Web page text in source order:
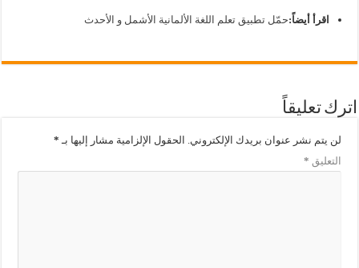
اقرأ أيضاً:حمّل تطبيق تعلم اللغة الألمانية الأشمل و الأحدث
اترك تعليقاً
لن يتم نشر عنوان بريدك الإلكتروني. الحقول الإلزامية مشار إليها بـ *
التعليق *